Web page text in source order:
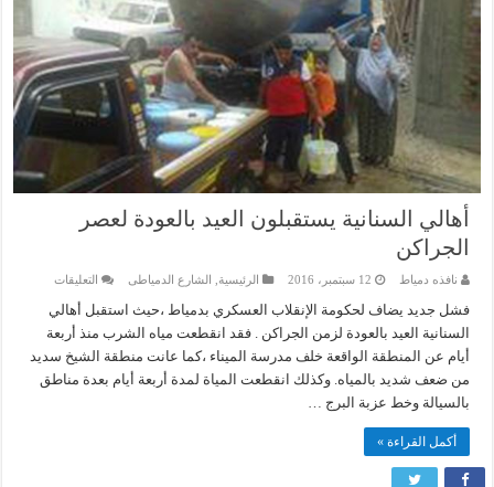
أهالي السنانية يستقبلون العيد بالعودة لعصر
الجراكن
نافذه دمياط 12 سبتمبر، 2016 الرئيسية, الشارع الدمياطى التعليقاتعلى
يستقبلون
العيد
لعصر
الجراكن
فشل جديد يضاف لحكومة الإنقلاب العسكري بدمياط ،حيث استقبل أهالي
السنانية العيد بالعودة لزمن الجراكن . فقد انقطعت مياه الشرب منذ أربعة
أيام عن المنطقة الواقعة خلف مدرسة الميناء ،كما عانت منطقة الشيخ سديد
من ضعف شديد بالمياه. وكذلك انقطعت المياة لمدة أربعة أيام بعدة مناطق
بالسيالة وخط عزبة البرج …
أكمل القراءة »